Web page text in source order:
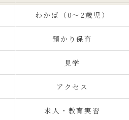
わかば（0～2歳児）
預かり保育
見学
アクセス
求人・教育実習